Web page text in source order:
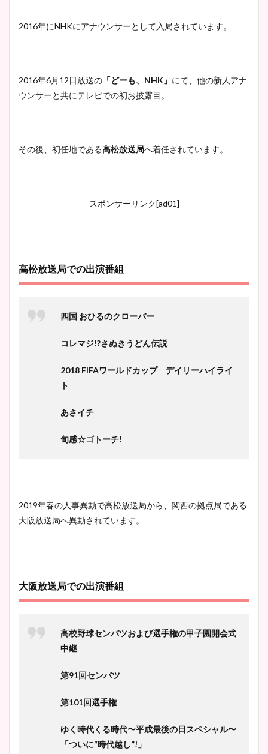
2016年にNHKにアナウンサーとして入局されています。
2016年6月12日放送の 「どーも、NHK」 にて、他の新人アナ
ウンサーと共にテレビでの初お披露目。
その後、初任地である高松放送局へ着任されています。
スポンサーリンク[ad01]
高松放送局での出演番組
四国 おひるのクローバー
コレマジ!?さぬきうどん伝説
2018 FIFAワールドカップ デイリーハイライ
ト
あさイチ
旬感☆ゴトーチ!
2019年春の人事異動で高松放送局から、関西の拠点局である
大阪放送局へ異動されています。
大阪放送局での出演番組
高校野球センバツおよび選手権の甲子園開会式
中継
第91回センバツ
第101回選手権
ゆく時代くる時代〜平成最後の日スペシャル〜
「ついに“時代越し”!」